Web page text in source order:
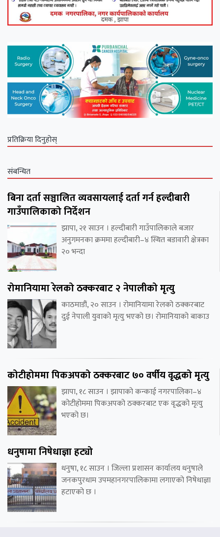
प्रतिक्रिया दिनुहोस्
संबन्धित
बिना दर्ता सञ्चालित व्यवसायलाई दर्ता गर्न हल्दीबारी
गाउँपालिकाको निर्देशन
झापा, २१ साउन । हल्दीबारी गाउँपालिकाले बजार
अनुगमनका क्रममा हल्दीबारी–४ स्थित बडावारी क्षेत्रका
२० भन्दा
रोमानियामा रेलको ठक्करबाट २ नेपालीको मृत्यु
काठमाडौं, २० साउन । रोमानियामा रेलको ठक्करबाट
दुई नेपाली युवाको मृत्यु भएको छ। रोमानियाको बाकाउ
कोटीहोममा पिकअपको ठक्करबाट ७० वर्षीय वृद्धको मृत्यु
झापा, १८ साउन । झापाको कन्काई नगरपालिका–४
कोटीहोममा पिकअपको ठक्करबाट एक वृद्धको मृत्यु
भएको छ।
धनुषामा निषेधाज्ञा हट्यो
धनुषा, १८ साउन । जिल्ला प्रशासन कार्यालय धनुषाले
जनकपुरधाम उपमहानगरपालिकामा लगाएको निषेधाज्ञा
हटाएको छ ।